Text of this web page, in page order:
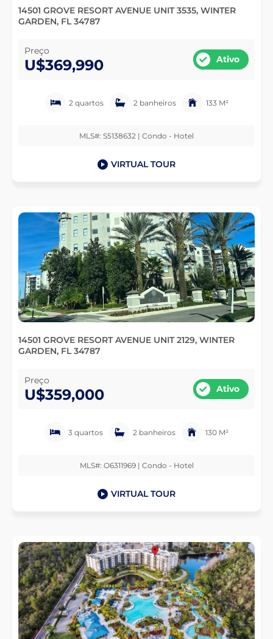
14501 GROVE RESORT AVENUE UNIT 3535, WINTER
GARDEN, FL 34787
Preço
U$369,990 Ativo
2 quartos 2 banheiros 133 M²
MLS#: S5138632 | Condo - Hotel
VIRTUAL TOUR
14501 GROVE RESORT AVENUE UNIT 2129, WINTER
GARDEN, FL 34787
Preço
U$359,000 Ativo
3 quartos 2 banheiros 130 M²
MLS#: O6311969 | Condo - Hotel
VIRTUAL TOUR